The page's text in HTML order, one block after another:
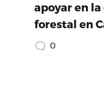
apoyar en
forestal en
0